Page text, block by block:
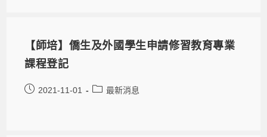
【師培】僑生及外國學生申請修習教育專業
課程登記
2021-11-01 最新消息